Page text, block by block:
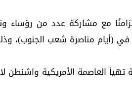
مع مشاركة عدد من رؤساء
مناصرة شعب الجنوب)، وذلك خلال الفترة
العاصمة الأمريكية واشنطن